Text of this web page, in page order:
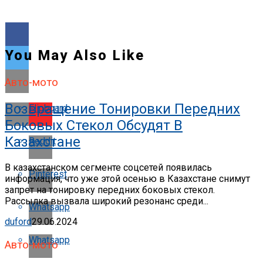
Flipboard
Reddit
Pinterest
Whatsapp
Whatsapp
You May Also Like
Авто-мото
Возвращение Тонировки Передних
Боковых Стекол Обсудят В
Казахстане
В казахстанском сегменте соцсетей появилась
информация, что уже этой осенью в Казахстане снимут
запрет на тонировку передних боковых стекол.
Рассылка вызвала широкий резонанс среди...
duford29.06.2024
Авто-мото